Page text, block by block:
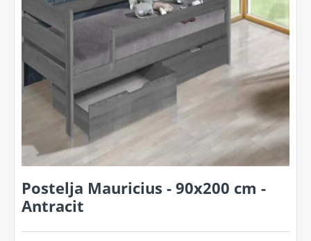
Postelja Mauricius - 90x200 cm -
Antracit